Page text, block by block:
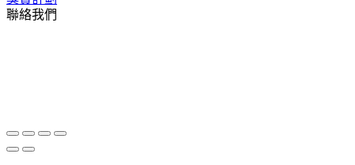
聯絡我們